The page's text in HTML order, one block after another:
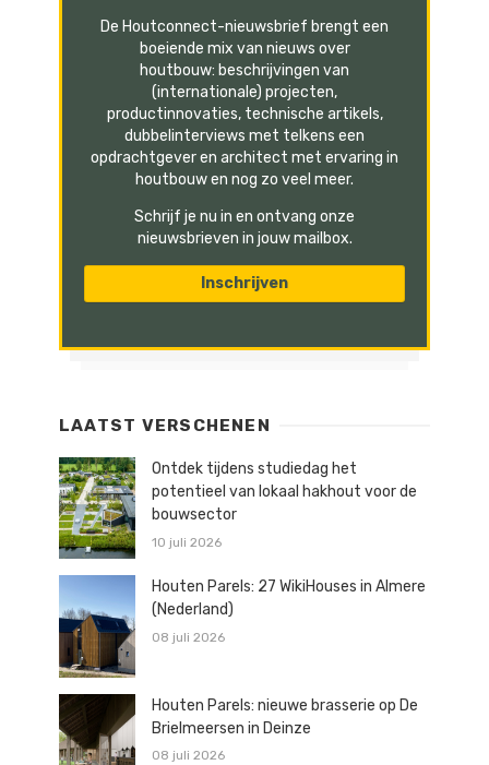
De Houtconnect-nieuwsbrief brengt een
boeiende mix van nieuws over
houtbouw: beschrijvingen van
(internationale) projecten,
productinnovaties, technische artikels,
dubbelinterviews met telkens een
opdrachtgever en architect met ervaring in
houtbouw en nog zo veel meer.
Schrijf je nu in en ontvang onze
nieuwsbrieven in jouw mailbox.
LAATST VERSCHENEN
Ontdek tijdens studiedag het
potentieel van lokaal hakhout voor de
bouwsector
10 juli 2026
Houten Parels: 27 WikiHouses in Almere
(Nederland)
08 juli 2026
Houten Parels: nieuwe brasserie op De
Brielmeersen in Deinze
08 juli 2026